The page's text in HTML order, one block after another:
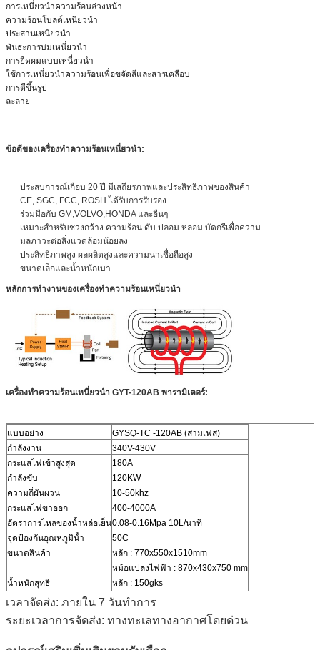
การเหนี่ยวนำความร้อนล่วงหน้า
ความร้อนโบลต์เหนี่ยวนำ
ประสานเหนี่ยวนำ
พันธะการบ่มเหนี่ยวนำ
การยืดผมแบบเหนี่ยวนำ
ใช้การเหนี่ยวนำความร้อนเพื่อขจัดสีและสารเคลือบ
การตีขึ้นรูป
ละลาย
ข้อดีของเครื่องทำความร้อนเหนี่ยวนำ:
ประสบการณ์เกือบ 20 ปี มีเสถียรภาพและประสิทธิภาพของสินค้า
CE, SGC, FCC, ROSH ได้รับการรับรอง
ร่วมมือกับ GM,VOLVO,HONDA และอื่นๆ
เหมาะสำหรับช่วงกว้าง ความร้อน ดับ ปลอม หลอม บัดกรีเพื่อความ.
มลภาวะต่อสิ่งแวดล้อมน้อยลง
ประสิทธิภาพสูง ผลผลิตสูงและความน่าเชื่อถือสูง
ขนาดเล็กและน้ำหนักเบา
หลักการทำงานของเครื่องทำความร้อนเหนี่ยวนำ
เครื่องทำความร้อนเหนี่ยวนำ GYT-120AB พารามิเตอร์:
แบบอย่าง
GYSQ-TC -120AB (สามเฟส)
กำลังงาน
340V-430V
กระแสไฟเข้าสูงสุด
180A
กำลังขับ
120KW
ความถี่ผันผวน
10-50khz
กระแสไฟขาออก
400-4000A
อัตราการไหลของน้ำหล่อเย็น0.08-0.16Mpa 10L/นาที
จุดป้องกันอุณหภูมิน้ำ
50C
ขนาดสินค้า
หลัก : 770x550x1510mm
หม้อแปลงไฟฟ้า : 870x430x750 mm
น้ำหนักสุทธิ
หลัก : 150gks
หม้อแปลงไฟฟ้า : 120kgs
เวลาจัดส่ง: ภายใน 7 วันทำการ
ระยะเวลาการจัดส่ง: ทางทะเลทางอากาศโดยด่วน